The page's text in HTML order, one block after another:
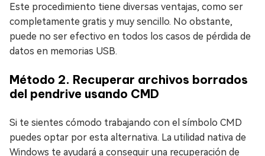
Este procedimiento tiene diversas ventajas, como ser
completamente gratis y muy sencillo. No obstante,
puede no ser efectivo en todos los casos de pérdida de
datos en memorias USB.
Método 2. Recuperar archivos borrados
del pendrive usando CMD
Si te sientes cómodo trabajando con el símbolo CMD
puedes optar por esta alternativa. La utilidad nativa de
Windows te ayudará a conseguir una recuperación de